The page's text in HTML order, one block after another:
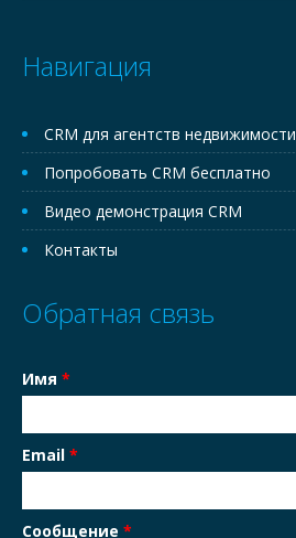
Навигация
CRM для агентств недвижимости
Попробовать CRM бесплатно
Видео демонстрация CRM
Контакты
Обратная связь
Имя *
Email *
Сообщение *